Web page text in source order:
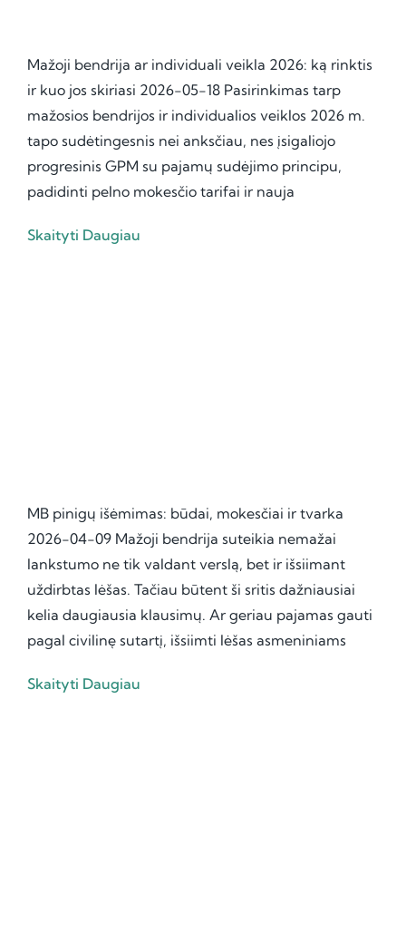
Mažoji bendrija ar individuali veikla 2026: ką rinktis
ir kuo jos skiriasi 2026-05-18 Pasirinkimas tarp
mažosios bendrijos ir individualios veiklos 2026 m.
tapo sudėtingesnis nei anksčiau, nes įsigaliojo
progresinis GPM su pajamų sudėjimo principu,
padidinti pelno mokesčio tarifai ir nauja
Skaityti Daugiau
MB pinigų išėmimas: būdai, mokesčiai ir tvarka
2026-04-09 Mažoji bendrija suteikia nemažai
lankstumo ne tik valdant verslą, bet ir išsiimant
uždirbtas lėšas. Tačiau būtent ši sritis dažniausiai
kelia daugiausia klausimų. Ar geriau pajamas gauti
pagal civilinę sutartį, išsiimti lėšas asmeniniams
Skaityti Daugiau